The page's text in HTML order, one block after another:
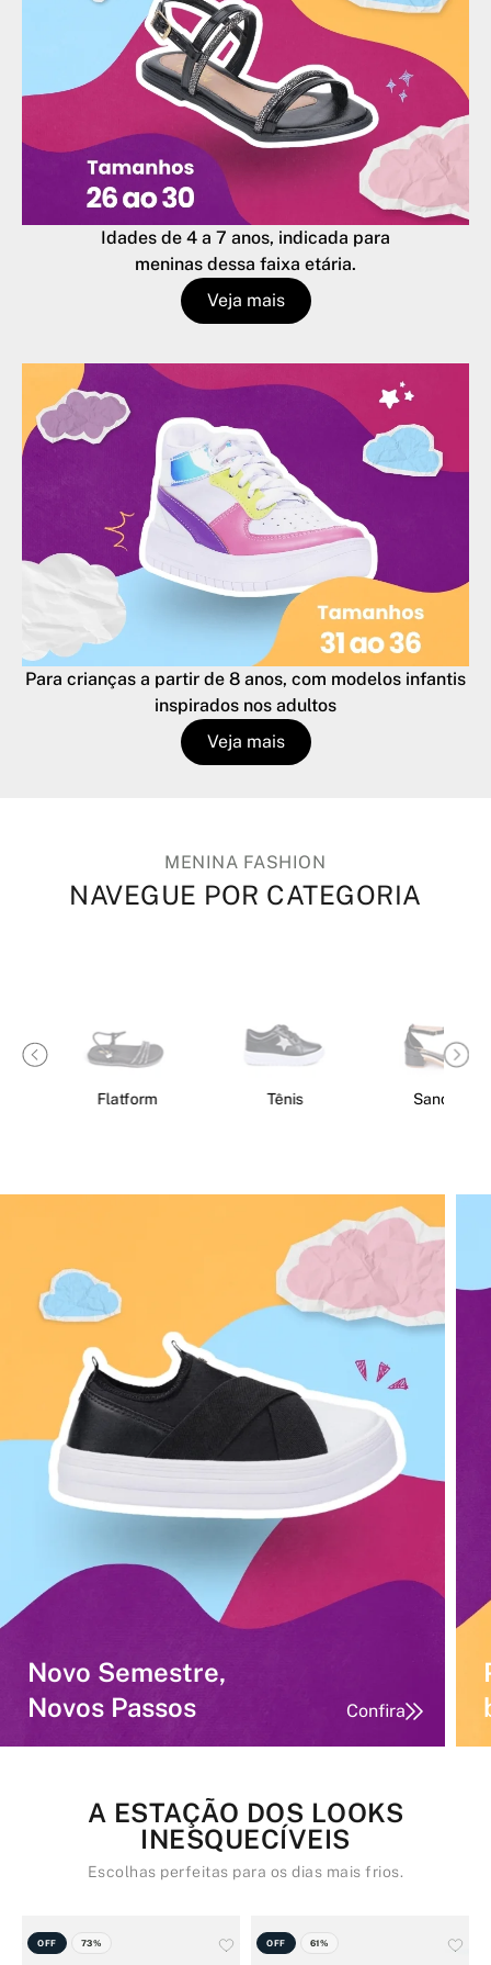
Idades de 4 a 7 anos, indicada para
meninas dessa faixa etária.
Veja mais
Para crianças a partir de 8 anos, com modelos infantis
inspirados nos adultos
Veja mais
MENINA FASHION
NAVEGUE POR CATEGORIA
Tênis Sandália Tratorada
Novo Semestre,
Novos Passos
Confira
A ESTAÇÃO DOS LOOKS
INESQUECÍVEIS
Escolhas perfeitas para os dias mais frios.
OFF 73% OFF 61%